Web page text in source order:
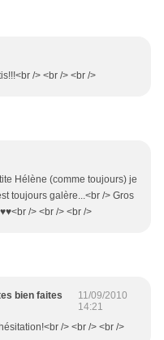
/> <br /> <br />
Hélène (comme toujours) je
toujours galère...<br /> Gros
/> <br /> <br />
bien faites
11/09/2010
14:21
/> <br /> <br />